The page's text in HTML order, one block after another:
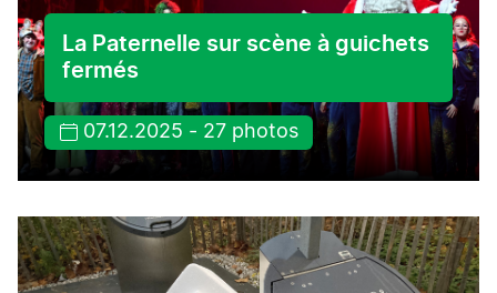
La Paternelle sur scène à guichets
fermés
07.12.2025 - 27 photos